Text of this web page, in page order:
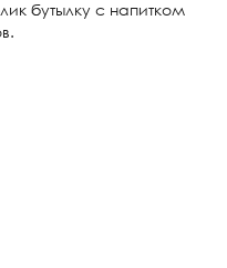
бутылку с напитком